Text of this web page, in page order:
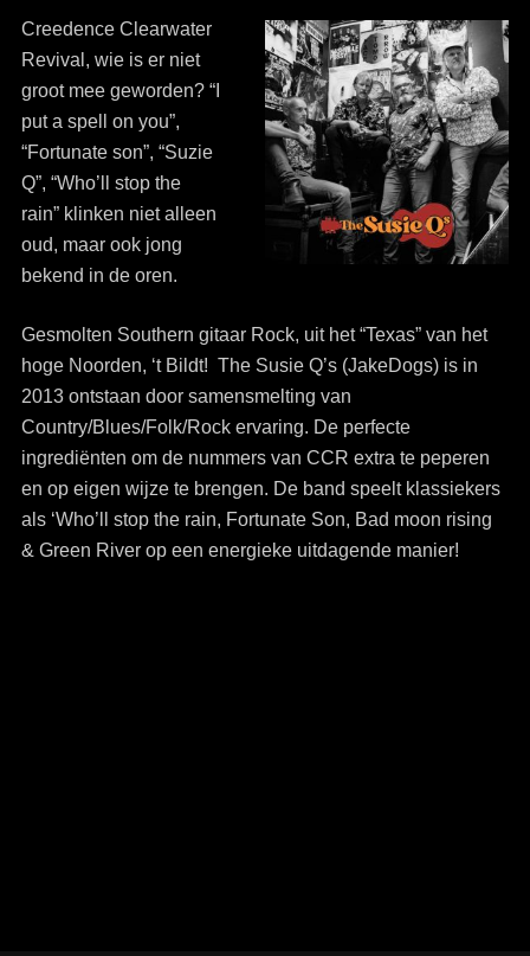
Creedence Clearwater
Revival, wie is er niet
groot mee geworden? “I
put a spell on you”,
“Fortunate son”, “Suzie
Q”, “Who’ll stop the
rain” klinken niet alleen
oud, maar ook jong
bekend in de oren.
Gesmolten Southern gitaar Rock, uit het “Texas” van het
hoge Noorden, ‘t Bildt! The Susie Q’s (JakeDogs) is in
2013 ontstaan door samensmelting van
Country/Blues/Folk/Rock ervaring. De perfecte
ingrediënten om de nummers van CCR extra te peperen
en op eigen wijze te brengen. De band speelt klassiekers
als ‘Who’ll stop the rain, Fortunate Son, Bad moon rising
& Green River op een energieke uitdagende manier!